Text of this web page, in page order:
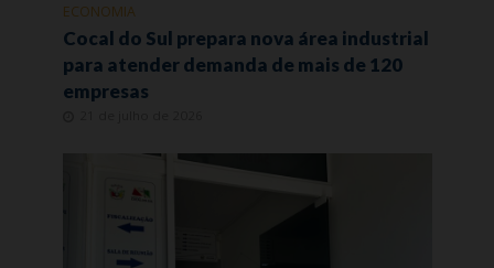
ECONOMIA
Cocal do Sul prepara nova área industrial
para atender demanda de mais de 120
empresas